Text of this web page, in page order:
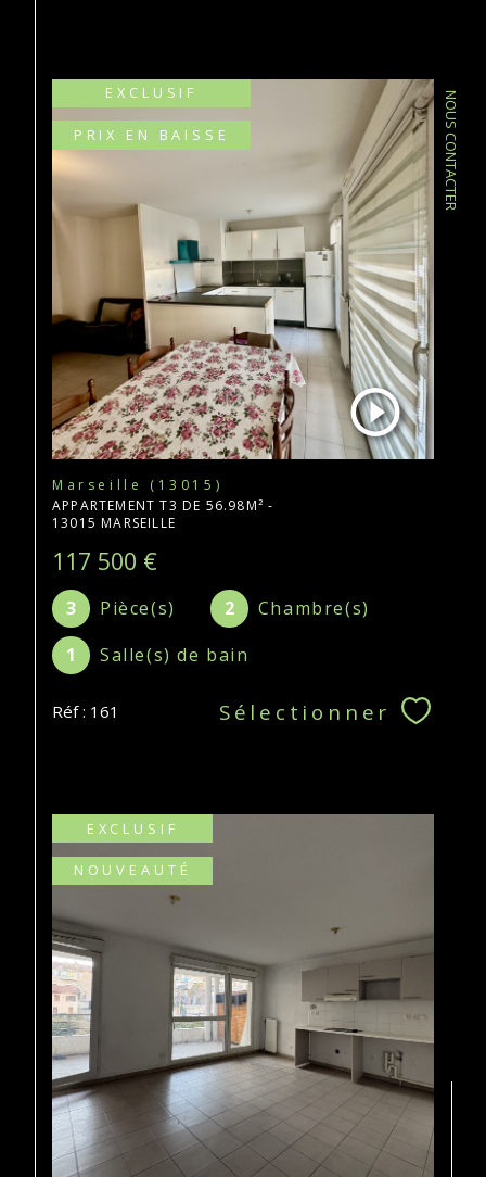
NOUS CONTACTER
EXCLUSIF
PRIX EN BAISSE
Marseille (13015)
APPARTEMENT T3 DE 56.98M² -
13015 MARSEILLE
117 500 €
3 Pièce(s) 2
Chambre(s)
1
Salle(s) de bain
Réf : 161 Sélectionner
EXCLUSIF
NOUVEAUTÉ